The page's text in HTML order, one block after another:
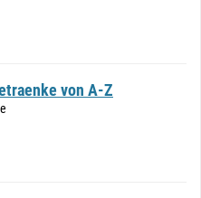
von A-Z